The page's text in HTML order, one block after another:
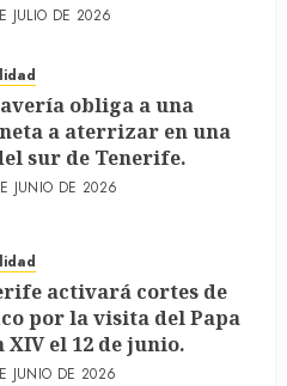
JULIO DE 2026
obliga a una
a aterrizar en una
sur de Tenerife.
JUNIO DE 2026
activará cortes de
por la visita del Papa
XIV el 12 de junio.
JUNIO DE 2026